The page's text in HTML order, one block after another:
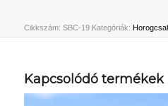
Cikkszám: SBC-19 Kategóriák:
Kapcsolódó termékek